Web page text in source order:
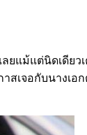
ยแม้แต่นิดเดี
จอกับนางเอ